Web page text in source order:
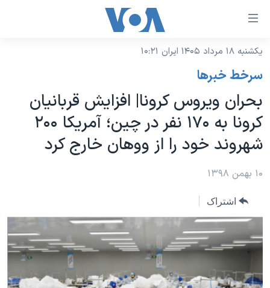
لینکهای
دسترسی
جهش
محتوای
اصلی
جهش
صفحه
جهش
به
جستجو
نسخه سبک وب‌سایت
موضوع ها
ایران
آمریکا
جهان
ورزشی
گزیده‌ها
ویژه برنامه‌ها
فرهنگ و زندگی
برنامه های تلویزیونی
جدول برنامه ها
صفحه‌های ویژه
جام جهانی ۲۰۲۶
عملیات خشم حماسی
۲۵۰سالگی آمریکا
بایگانی برنامه‌های تلویزیونی
مستندها
فرکانس‌های صدای آمریکا
پخش رادیویی
یادگیری زبان انگلیسی
دنبال کنید
یکشنبه ۱۸ مرداد ۱۴۰۵ ایران ۱۰:۲۱
سرخط خبرها
بحران ویروس کرونا| افزایش قربانیان
کرونا به ۱۷۰ نفر در چین؛ آمریکا ۲۰۰
شهروند خود را از ووهان خارج کرد
۱۰ بهمن ۱۳۹۸
اشتراک